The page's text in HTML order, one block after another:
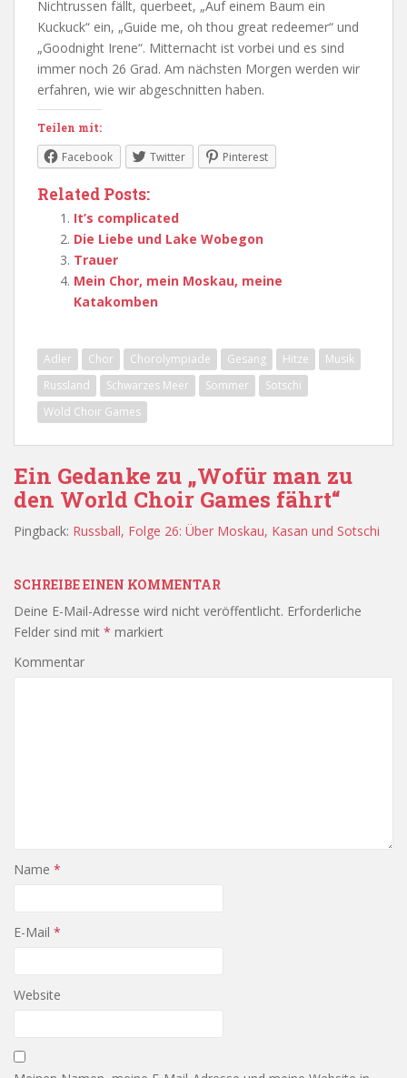
Nichtrussen fällt, querbeet, „Auf einem Baum ein
Kuckuck“ ein, „Guide me, oh thou great redeemer“ und
„Goodnight Irene“. Mitternacht ist vorbei und es sind
immer noch 26 Grad. Am nächsten Morgen werden wir
erfahren, wie wir abgeschnitten haben.
Teilen mit:
Facebook Twitter Pinterest
Related Posts:
It’s complicated
Die Liebe und Lake Wobegon
Trauer
Mein Chor, mein Moskau, meine
Katakomben
Adler Chor Chorolympiade Gesang Hitze
Musik
Russland
Schwarzes Meer Sommer
Sotschi
Wold Choir Games
Ein Gedanke zu „Wofür man zu
den World Choir Games fährt“
Pingback: Russball, Folge 26: Über Moskau, Kasan und Sotschi
SCHREIBE EINEN KOMMENTAR
Deine E-Mail-Adresse wird nicht veröffentlicht. Erforderliche
Felder sind mit * markiert
Kommentar
Name *
E-Mail *
Website